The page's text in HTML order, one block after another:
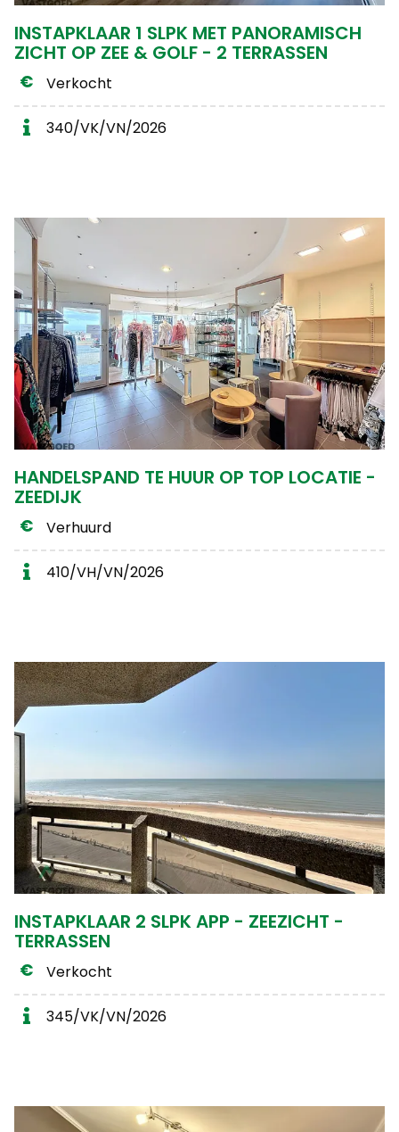
INSTAPKLAAR 1 SLPK MET PANORAMISCH
ZICHT OP ZEE & GOLF - 2 TERRASSEN
Verkocht
340/VK/VN/2026
HANDELSPAND TE HUUR OP TOP LOCATIE -
ZEEDIJK
Verhuurd
410/VH/VN/2026
INSTAPKLAAR 2 SLPK APP - ZEEZICHT -
TERRASSEN
Verkocht
345/VK/VN/2026